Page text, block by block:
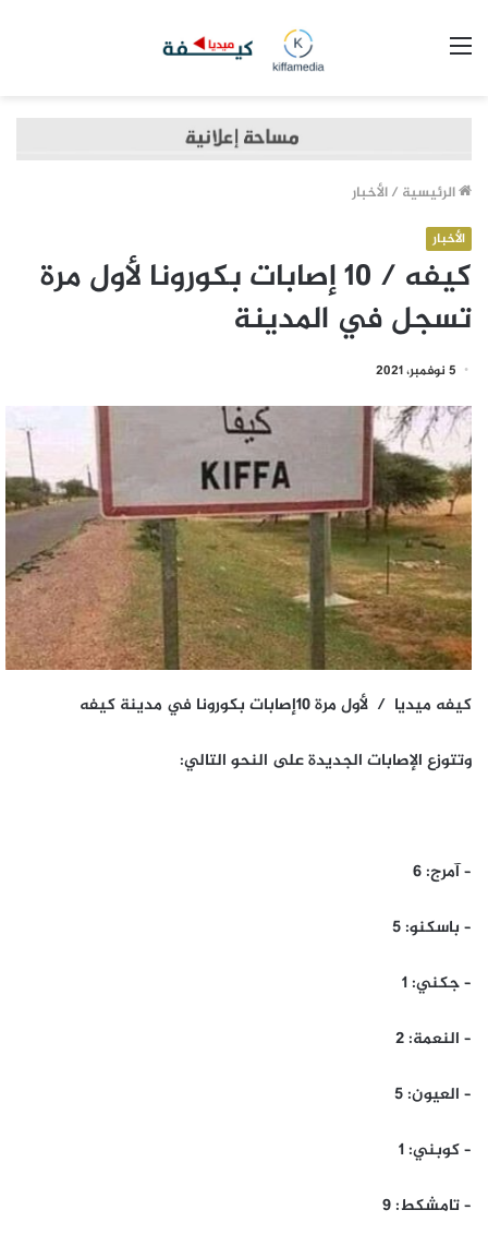
الرئيسية /الأخبار
الأخبار
كيفه / 10 إصابات بكورونا لأول مرة
تسجل في المدينة
5 نوفمبر، 2021
كيفه ميديا / لأول مرة 10إصابات بكورونا في مدينة كيفه
وتتوزع الإصابات الجديدة على النحو التالي:
– آمرج: 6
– باسكنو: 5
– جكني: 1
– النعمة: 2
– العيون: 5
– كوبني: 1
– تامشكط: 9